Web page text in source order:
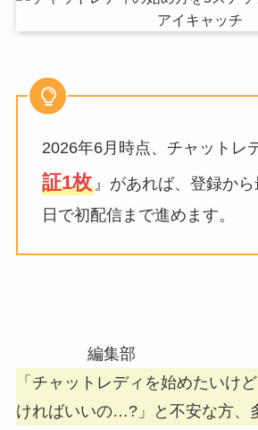
2026年6月時点、チャットレ
証1枚』があれば、登録か
日で初配信まで進めます。
編集部
「チャットレディを始めたいけ
ければいいの…?」と不安な方、